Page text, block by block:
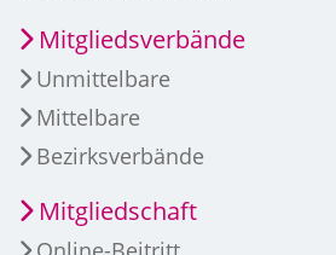
Mitgliedsverbände
Unmittelbare
Mittelbare
Bezirksverbände
Mitgliedschaft